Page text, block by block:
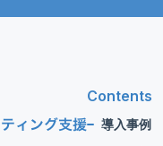
ィング支援
Contents
導入事例